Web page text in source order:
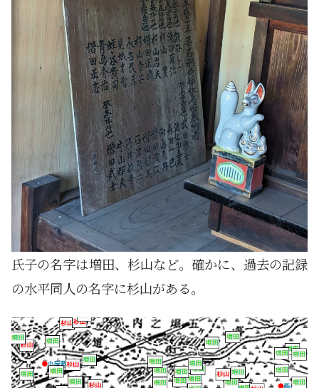
氏子の名字は増田、杉山など。確かに、過去の記録
の水平同人の名字に杉山がある。